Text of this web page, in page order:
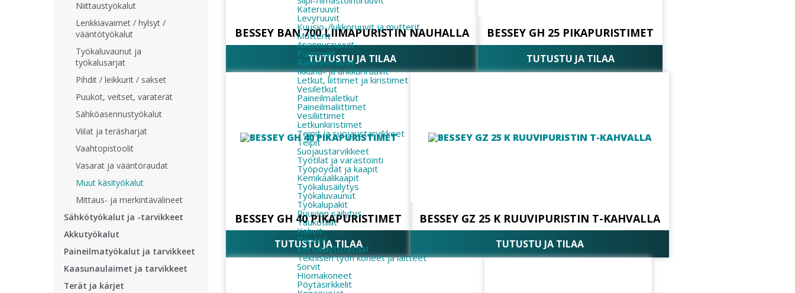
Kateruuvit
Levyruuvit
Kuusio-/lukkoruuvit ja mutterit
Mutterit
Asennusruuvit
Puuruuvit
Rakenneruuvit
Ikkuna- ja ankkuriruuvit
Letkut, liittimet ja kiristimet
Vesiletkut
Paineilmaletkut
Paineilmaliittimet
Vesiliittimet
Letkunkiristimet
Teipit ja suojaustarvikkeet
Teipit
Suojaustarvikkeet
Työtilat ja varastointi
Työpöydät ja kaapit
Kemikaalikaapit
Työkalusäilytys
Työkaluvaunut
Työkalupakit
Ruuvien säilytys
Taukotilat
Kahvit
Paperit
Kertakäyttöastiat
Teknisen työn koneet ja laitteet
Sorvit
Hiomakoneet
Pöytäsirkkelit
Niittaustyökalut
Lenkkiavaimet / hylsyt /
vääntötyökalut
Työkaluvaunut ja
työkalusarjat
Pihdit / leikkurit / sakset
Puukot, veitset, varaterät
Sähköasennustyökalut
Viilat ja teräsharjat
Vaahtopistoolit
Vasarat ja vääntöraudat
Muut käsityökalut
Mittaus- ja merkintävälineet
Sähkötyökalut ja -tarvikkeet
Akkutyökalut
Paineilmatyökalut ja tarvikkeet
Kaasunaulaimet ja tarvikkeet
Terät ja kärjet
BESSEY BAN 700 LIIMAPURISTIN NAUHALLA
TUTUSTU JA TILAA
BESSEY GH 25 PIKAPURISTIMET
TUTUSTU JA TILAA
BESSEY GH 40 PIKAPURISTIMET
TUTUSTU JA TILAA
BESSEY GZ 25 K RUUVIPURISTIN T-KAHVALLA
TUTUSTU JA TILAA